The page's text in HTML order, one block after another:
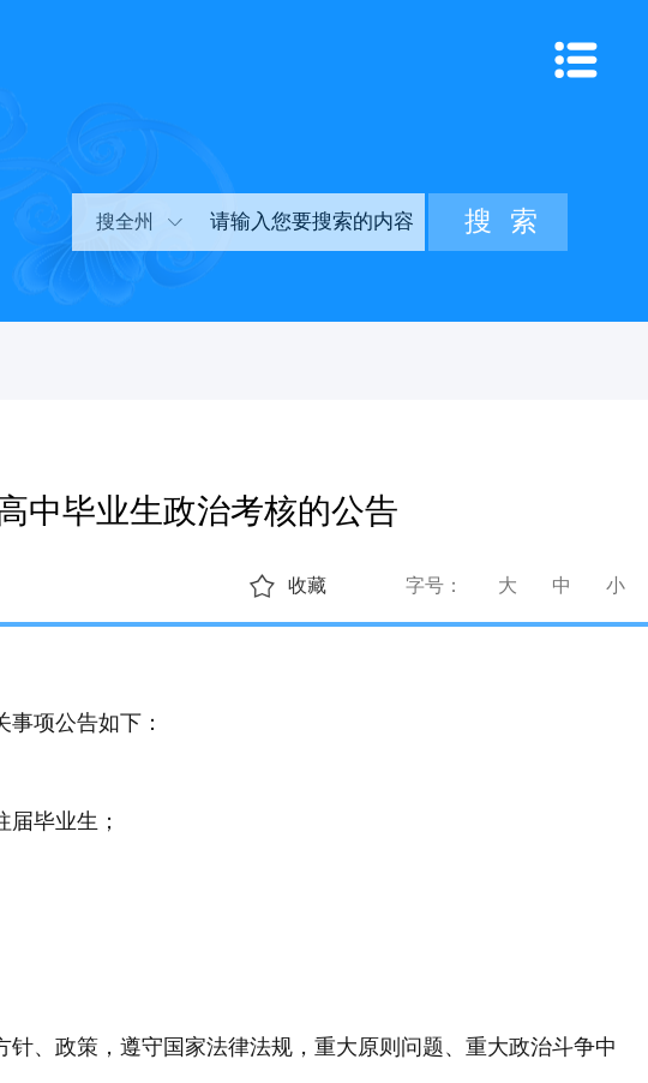
搜全州
中毕业生政治考核的公告
字号： 大 中 小
收藏
项公告如下：
毕业生；
、政策，遵守国家法律法规，重大原则问题、重大政治斗争中